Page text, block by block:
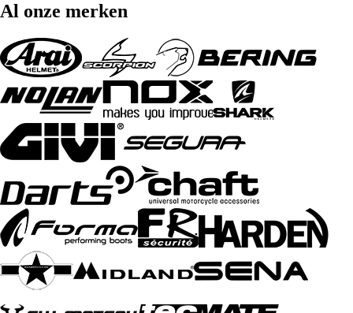
Al onze merken